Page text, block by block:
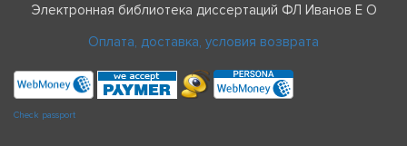
Электронная библиотека диссертаций ФЛ Иванов Е О
Оплата, доставка, условия возврата
Check passport